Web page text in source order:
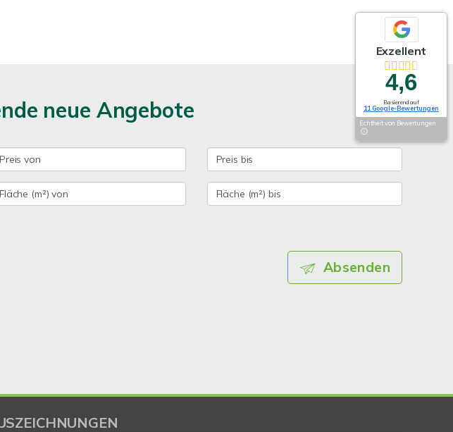
neue Angebote
Absenden
Exzellent
4,6
Basierend auf
11 Google-Bewertungen
Echtheit von Bewertungen